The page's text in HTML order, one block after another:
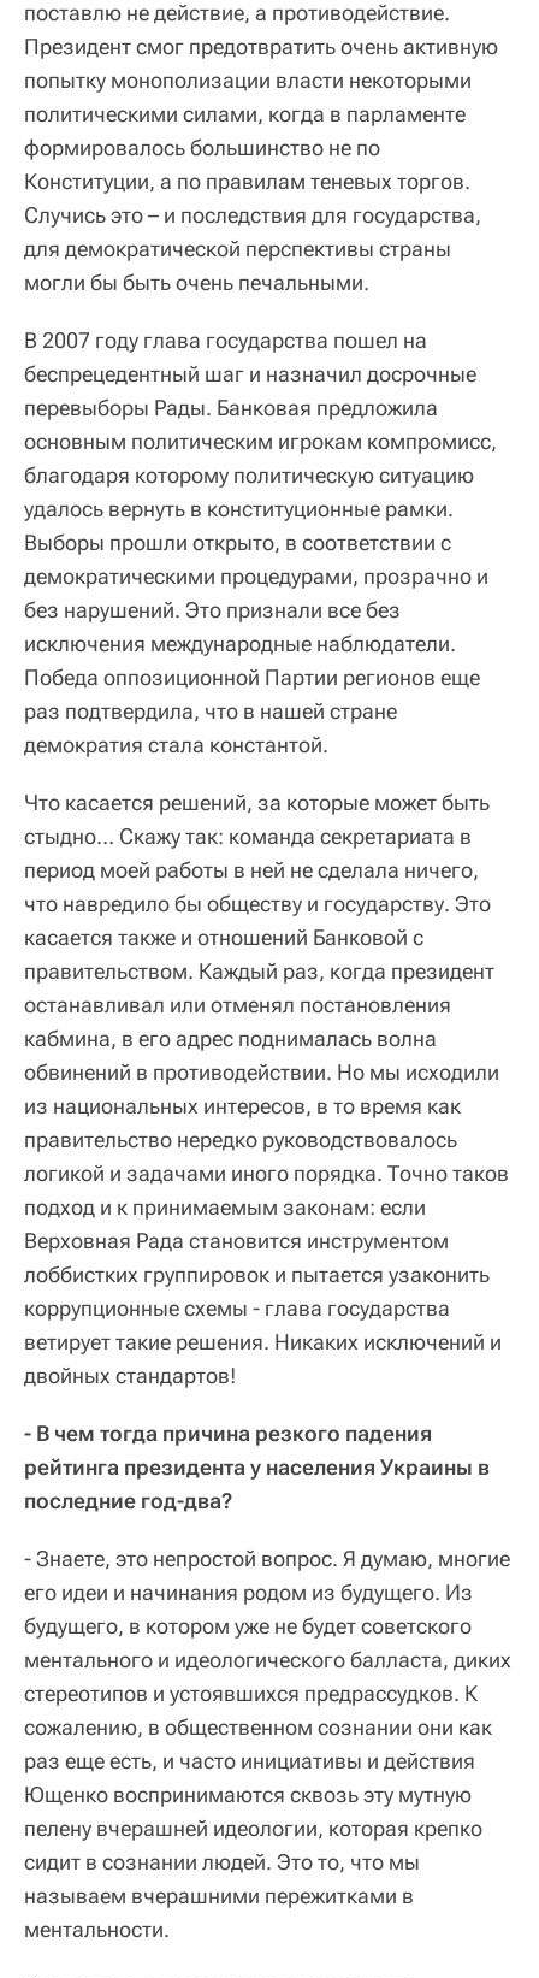
поставлю не действие, а противодействие.
Президент смог предотвратить очень активную
попытку монополизации власти некоторыми
политическими силами, когда в парламенте
формировалось большинство не по
Конституции, а по правилам теневых торгов.
Случись это – и последствия для государства,
для демократической перспективы страны
могли бы быть очень печальными.
В 2007 году глава государства пошел на
беспрецедентный шаг и назначил досрочные
перевыборы Рады. Банковая предложила
основным политическим игрокам компромисс,
благодаря которому политическую ситуацию
удалось вернуть в конституционные рамки.
Выборы прошли открыто, в соответствии с
демократическими процедурами, прозрачно и
без нарушений. Это признали все без
исключения международные наблюдатели.
Победа оппозиционной Партии регионов еще
раз подтвердила, что в нашей стране
демократия стала константой.
Что касается решений, за которые может быть
стыдно… Скажу так: команда секретариата в
период моей работы в ней не сделала ничего,
что навредило бы обществу и государству. Это
касается также и отношений Банковой с
правительством. Каждый раз, когда президент
останавливал или отменял постановления
кабмина, в его адрес поднималась волна
обвинений в противодействии. Но мы исходили
из национальных интересов, в то время как
правительство нередко руководствовалось
логикой и задачами иного порядка. Точно таков
подход и к принимаемым законам: если
Верховная Рада становится инструментом
лоббистких группировок и пытается узаконить
коррупционные схемы - глава государства
ветирует такие решения. Никаких исключений и
двойных стандартов!
- В чем тогда причина резкого падения
рейтинга президента у населения Украины в
последние год-два?
- Знаете, это непростой вопрос. Я думаю, многие
его идеи и начинания родом из будущего. Из
будущего, в котором уже не будет советского
ментального и идеологического балласта, диких
стереотипов и устоявшихся предрассудков. К
сожалению, в общественном сознании они как
раз еще есть, и часто инициативы и действия
Ющенко воспринимаются сквозь эту мутную
пелену вчерашней идеологии, которая крепко
сидит в сознании людей. Это то, что мы
называем вчерашними пережитками в
ментальности.